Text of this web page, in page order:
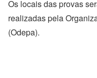
Os locais das provas
realizadas pela
(Odepa).